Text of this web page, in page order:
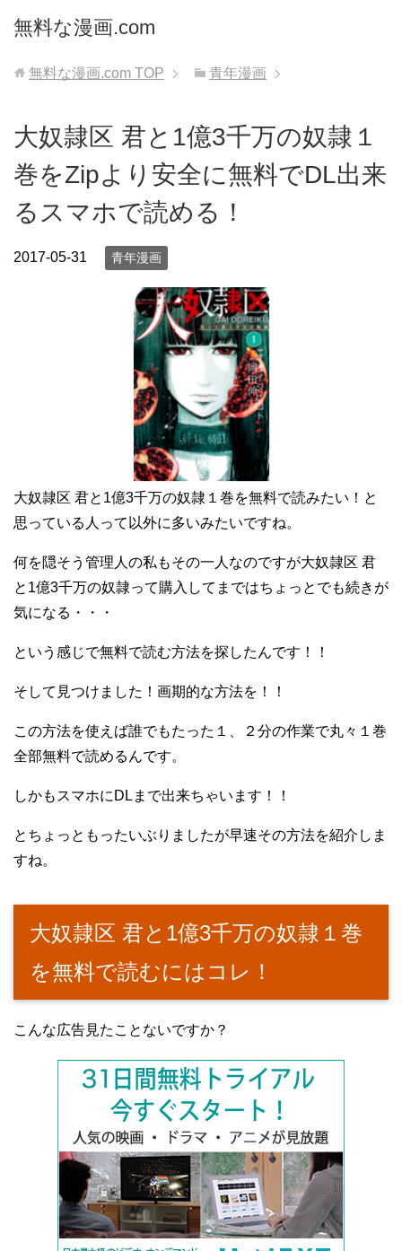
無料な漫画.com
無料な漫画.com TOP 青年漫画
大奴隷区 君と1億3千万の奴隷１
巻をZipより安全に無料でDL出来
るスマホで読める！
2017-05-31 青年漫画
大奴隷区 君と1億3千万の奴隷１巻を無料で読みたい！と
思っている人って以外に多いみたいですね。
何を隠そう管理人の私もその一人なのですが大奴隷区 君
と1億3千万の奴隷って購入してまではちょっとでも続きが
気になる・・・
という感じで無料で読む方法を探したんです！！
そして見つけました！画期的な方法を！！
この方法を使えば誰でもたった１、２分の作業で丸々１巻
全部無料で読めるんです。
しかもスマホにDLまで出来ちゃいます！！
とちょっともったいぶりましたが早速その方法を紹介しま
すね。
大奴隷区 君と1億3千万の奴隷１巻
を無料で読むにはコレ！
こんな広告見たことないですか？